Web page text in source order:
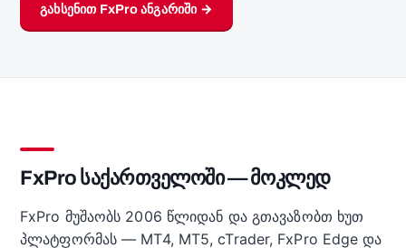
გახსენით FxPro ანგარიში →
FxPro საქართველოში — მოკლედ
FxPro მუშაობს 2006 წლიდან და გთავაზობთ ხუთ
პლატფორმას — MT4, MT5, cTrader, FxPro Edge და